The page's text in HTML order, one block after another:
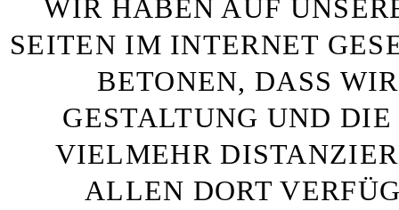
WIR HABEN AUF
SEITEN IM INTERNET
BETONEN, DASS
GESTALTUNG UND
VIELMEHR
ALLEN DORT